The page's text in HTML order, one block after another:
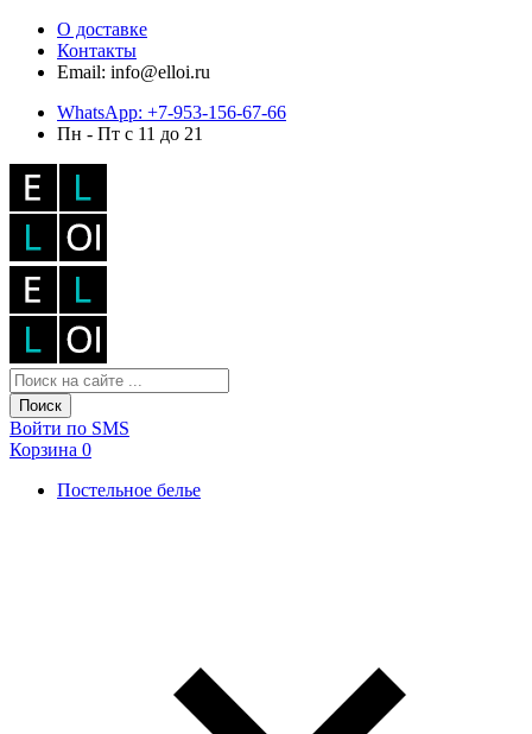
О доставке
Контакты
Email: info@elloi.ru
WhatsApp: +7-953-156-67-66
Пн - Пт с 11 до 21
Поиск
Войти по SMS
Корзина 0
Постельное белье